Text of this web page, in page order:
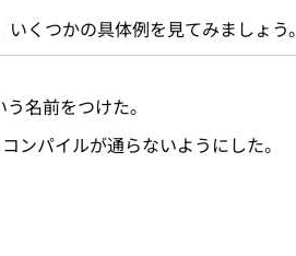
くつかの具体例を見てみましょう。
う名前をつけた。
ンパイルが通らないようにした。